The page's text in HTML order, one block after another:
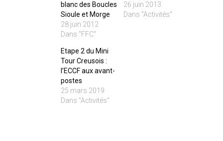
blanc des Boucles
Sioule et Morge
28 juin 2012
Dans "FFC"
26 juin 2013
Dans "Activités"
Etape 2 du Mini
Tour Creusois :
l’ECCF aux avant-
postes
25 mars 2019
Dans "Activités"